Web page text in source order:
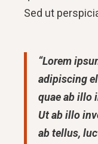
Sed ut
“Lorem
adipiscing
quae ab illo
Ut ab illo
ab tellus,